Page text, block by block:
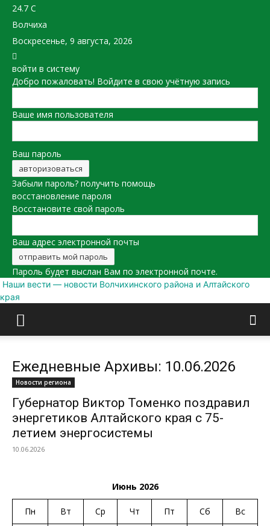
24.7 C
Волчиха
Воскресенье, 9 августа, 2026
войти в систему
Добро пожаловать! Войдите в свою учётную запись
Ваше имя пользователя
Ваш пароль
Забыли пароль? получить помощь
восстановление пароля
Восстановите свой пароль
Ваш адрес электронной почты
Пароль будет выслан Вам по электронной почте.
Наши вести — новости Волчихинского района и Алтайского
края
Ежедневные Архивы: 10.06.2026
Новости региона
Губернатор Виктор Томенко поздравил
энергетиков Алтайского края с 75-
летием энергосистемы
10.06.2026
Июнь 2026
Пн Вт Ср Чт Пт Сб
Вс